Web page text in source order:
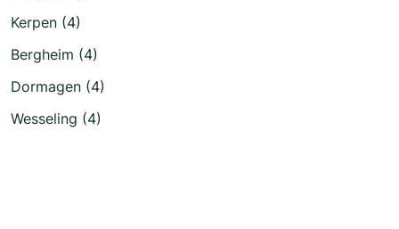
Kerpen (4)
Bergheim (4)
Dormagen (4)
Wesseling (4)